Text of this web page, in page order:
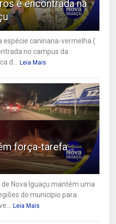
é encontrada na
espécie caninana-vermelha (
no campus da
d... Leia Mais
força-tarefa
de Nova Iguaçu mantém uma
do município para
Leia Mais